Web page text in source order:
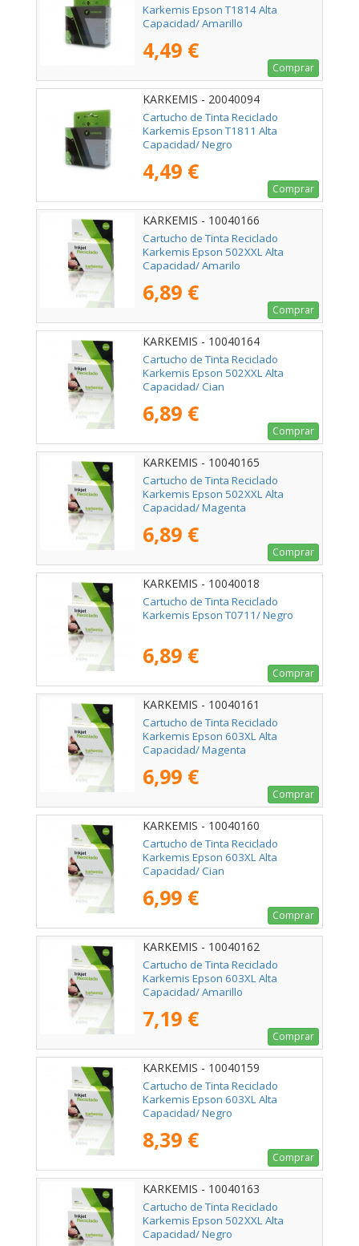
Karkemis Epson T1814 Alta
Capacidad/ Amarillo
4,49 €
Comprar
KARKEMIS - 20040094
Cartucho de Tinta Reciclado
Karkemis Epson T1811 Alta
Capacidad/ Negro
4,49 €
Comprar
KARKEMIS - 10040166
Cartucho de Tinta Reciclado
Karkemis Epson 502XXL Alta
Capacidad/ Amarilo
6,89 €
Comprar
KARKEMIS - 10040164
Cartucho de Tinta Reciclado
Karkemis Epson 502XXL Alta
Capacidad/ Cian
6,89 €
Comprar
KARKEMIS - 10040165
Cartucho de Tinta Reciclado
Karkemis Epson 502XXL Alta
Capacidad/ Magenta
6,89 €
Comprar
KARKEMIS - 10040018
Cartucho de Tinta Reciclado
Karkemis Epson T0711/ Negro
6,89 €
Comprar
KARKEMIS - 10040161
Cartucho de Tinta Reciclado
Karkemis Epson 603XL Alta
Capacidad/ Magenta
6,99 €
Comprar
KARKEMIS - 10040160
Cartucho de Tinta Reciclado
Karkemis Epson 603XL Alta
Capacidad/ Cian
6,99 €
Comprar
KARKEMIS - 10040162
Cartucho de Tinta Reciclado
Karkemis Epson 603XL Alta
Capacidad/ Amarillo
7,19 €
Comprar
KARKEMIS - 10040159
Cartucho de Tinta Reciclado
Karkemis Epson 603XL Alta
Capacidad/ Negro
8,39 €
Comprar
KARKEMIS - 10040163
Cartucho de Tinta Reciclado
Karkemis Epson 502XXL Alta
Capacidad/ Negro